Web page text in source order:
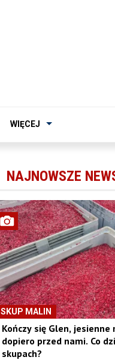
WIĘCEJ
NAJNOWSZE
SKUP MALIN
Kończy się Glen, jesienne
dopiero przed nami. Co
skupach?